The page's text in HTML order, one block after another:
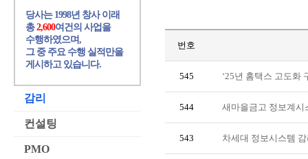
번호
545 ‘25년 홈택스 고도화
544 새마을금고 정보계시
543 차세대 정보시스템
당사는 1998년 창사 이래
총2,600여건의 사업을
수행하였으며,
그 중 주요 수행 실적만을
게시하고 있습니다.
감리
컨설팅
PMO